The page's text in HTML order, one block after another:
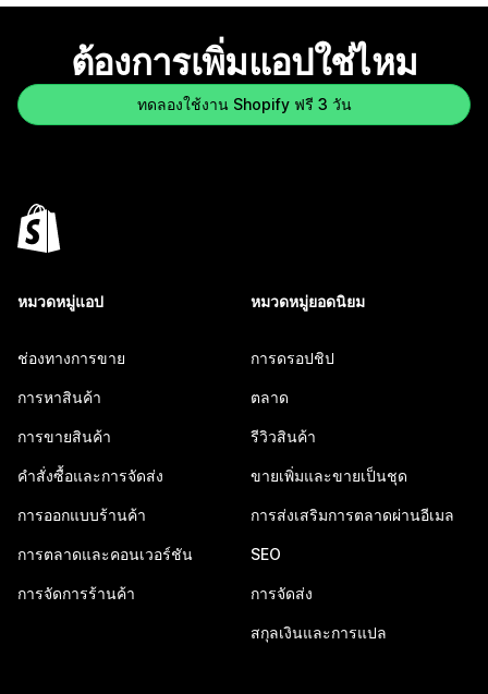
ต้องการเพิ่มแอปใช่ไหม
ทดลองใช้งาน Shopify ฟรี 3 วัน
หมวดหมู่แอป
ช่องทางการขาย
การหาสินค้า
การขายสินค้า
คำสั่งซื้อและการจัดส่ง
การออกแบบร้านค้า
การตลาดและคอนเวอร์ชัน
การจัดการร้านค้า
หมวดหมู่ยอดนิยม
การดรอปชิป
ตลาด
รีวิวสินค้า
ขายเพิ่มและขายเป็นชุด
การส่งเสริมการตลาดผ่านอีเมล
SEO
การจัดส่ง
สกุลเงินและการแปล